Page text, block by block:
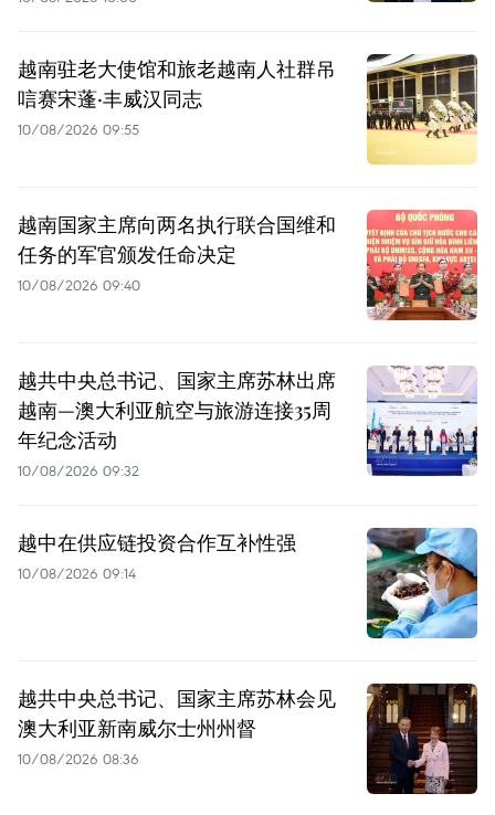
越南驻老大使馆和旅老越南人社群吊
唁赛宋蓬·丰威汉同志
10/08/2026 09:55
越南国家主席向两名执行联合国维和
任务的军官颁发任命决定
10/08/2026 09:40
越共中央总书记、国家主席苏林出席
越南—澳大利亚航空与旅游连接35周
年纪念活动
10/08/2026 09:32
越中在供应链投资合作互补性强
10/08/2026 09:14
越共中央总书记、国家主席苏林会见
澳大利亚新南威尔士州州督
10/08/2026 08:36